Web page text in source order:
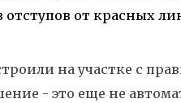
отступов от красных
на участке с
- это еще не